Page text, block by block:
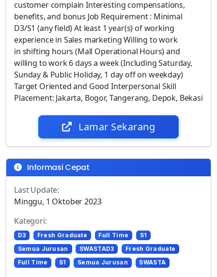
customer complain Interesting compensations,
benefits, and bonus Job Requirement : Minimal
D3/S1 (any field) At least 1 year(s) of working
experience in Sales marketing Willing to work
in shifting hours (Mall Operational Hours) and
willing to work 6 days a week (Including Saturday,
Sunday & Public Holiday, 1 day off on weekday)
Target Oriented and Good Interpersonal Skill
Placement: Jakarta, Bogor, Tangerang, Depok, Bekasi
Lamar Sekarang
Informasi Cepat
Last Update:
Minggu, 1 Oktober 2023
Kategori:
D3 Fresh Graduate Full Time
S1
Semua Jurusan
SWASTAD3
Fresh Graduate
Full Time
S1 Semua Jurusan SWASTA